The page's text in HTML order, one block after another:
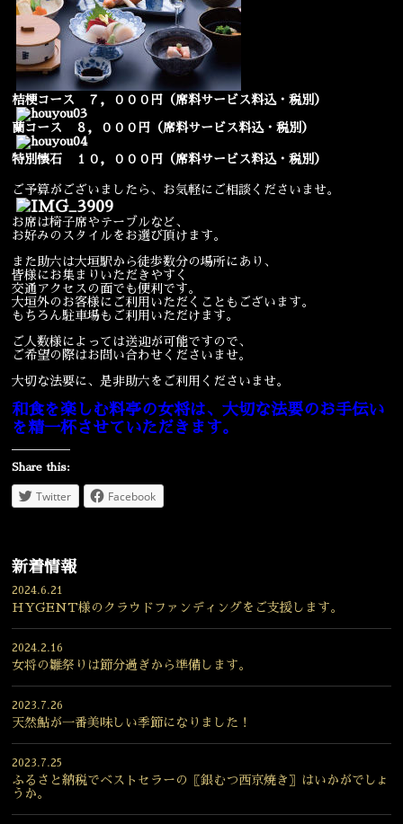
桔梗コース ７，０００円（席料サービス料込・税別）
蘭コース ８，０００円 （席料サービス料込・税別）
特別懐石 １０，０００円 （席料サービス料込・税別）
ご予算がございましたら、お気軽にご相談くださいませ。
お席は椅子席やテーブルなど、
お好みのスタイルをお選び頂けます。
また助六は大垣駅から徒歩数分の場所にあり、
皆様にお集まりいただきやすく
交通アクセスの面でも便利です。
大垣外のお客様にご利用いただくこともございます。
もちろん駐車場もご利用いただけます。
ご人数様によっては送迎が可能ですので、
ご希望の際はお問い合わせくださいませ。
大切な法要に、是非助六をご利用くださいませ。
和食を楽しむ料亭の女将は、大切な法要のお手伝い
を精一杯させていただきます。
Share this:
Twitter Facebook
新着情報
2024.6.21
HYGENT様のクラウドファンディングをご支援します。
2024.2.16
女将の雛祭りは節分過ぎから準備します。
2023.7.26
天然鮎が一番美味しい季節になりました！
2023.7.25
ふるさと納税でベストセラーの〖銀むつ西京焼き〗はいかがでしょ
うか。